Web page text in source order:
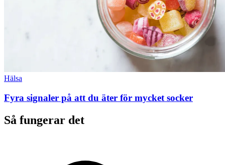
Hälsa
Fyra signaler på att du äter för mycket socker
Så fungerar det